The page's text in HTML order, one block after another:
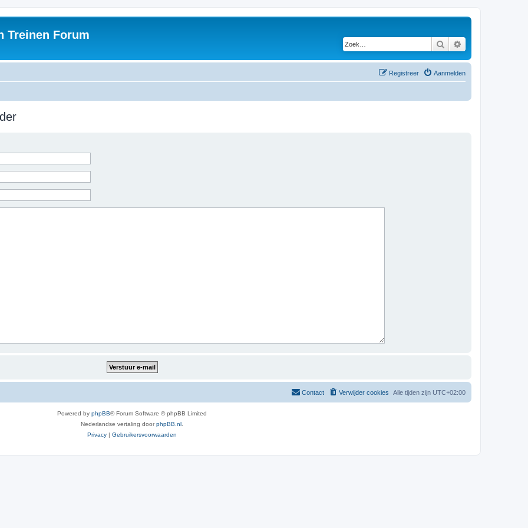
Treinen Forum
Zoek
Aanmelden
Registreer
Alle tijden zijn UTC+02:00
Verwijder cookies
Contact
Powered by phpBB® Forum Software © phpBB Limited
Nederlandse vertaling doorphpBB.nl
Privacy | Gebruikersvoorwaarden